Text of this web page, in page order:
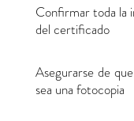
Confirmar toda la
del certificado
Asegurarse de
sea una fotocopia